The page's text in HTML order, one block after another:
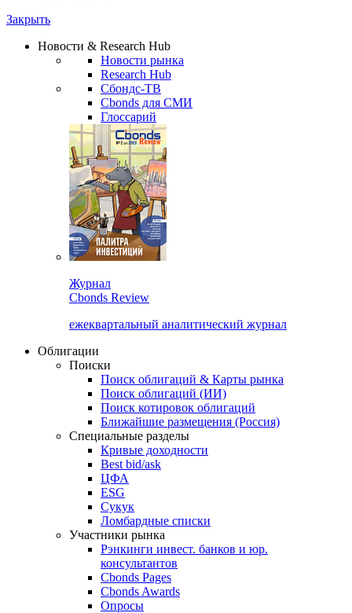
Закрыть
Новости & Research Hub
Новости рынка
Research Hub
Сбондс-ТВ
Cbonds для СМИ
Глоссарий
Журнал
Cbonds Review
ежеквартальный аналитический журнал
Облигации
Поиски
Поиск облигаций & Карты рынка
Поиск облигаций (ИИ)
Поиск котировок облигаций
Ближайшие размещения (Россия)
Специальные разделы
Кривые доходности
Best bid/ask
ЦФА
ESG
Сукук
Ломбардные списки
Участники рынка
Рэнкинги инвест. банков и юр.
консультантов
Cbonds Pages
Cbonds Awards
Опросы